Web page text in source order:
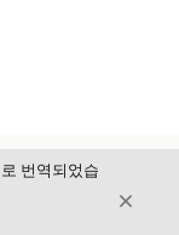
번역되었습
닫기